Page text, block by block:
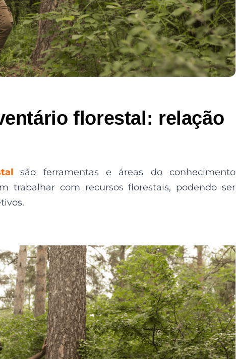
florestal: relação
são ferramentas e áreas do conhecimento
trabalhar com recursos florestais, podendo ser